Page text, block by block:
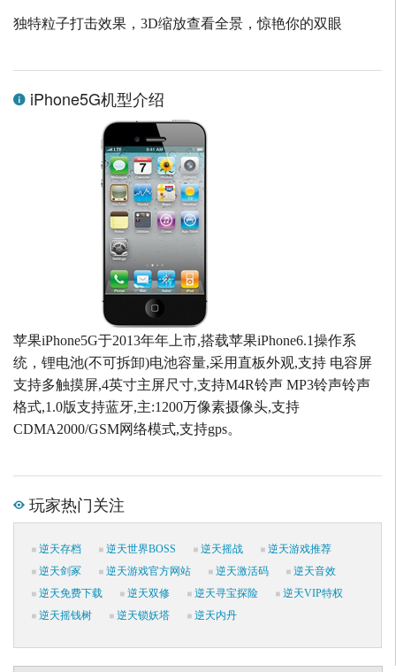
独特粒子打击效果， 3D缩放查看全景，惊艳你的双眼
iPhone5G机型介绍
苹果iPhone5G于2013年年上市,搭载苹果iPhone6.1操作系
统，锂电池(不可拆卸)电池容量,采用直板外观,支持 电容屏
支持多触摸屏,4英寸主屏尺寸,支持M4R铃声 MP3铃声铃声
格式,1.0版支持蓝牙,主:1200万像素摄像头,支持
CDMA2000/GSM网络模式,支持gps。
玩家热门关注
逆天存档 逆天世界BOSS 逆天摇战
逆天游戏推荐
逆天剑冢
逆天游戏官方网站 逆天激活码
逆天音效
逆天免费下载
逆天双修 逆天寻宝探险
逆天VIP特权
逆天摇钱树
逆天锁妖塔 逆天内丹